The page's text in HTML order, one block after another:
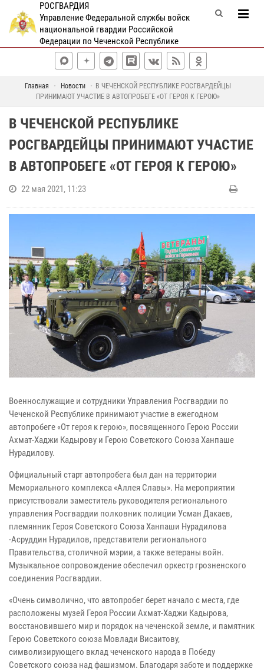
РОСГВАРДИЯ
Управление Федеральной службы войск
национальной гвардии Российской
Федерации по Чеченской Республике
Главная Новости
В ЧЕЧЕНСКОЙ РЕСПУБЛИКЕ РОСГВАРДЕЙЦЫ
ПРИНИМАЮТ УЧАСТИЕ В АВТОПРОБЕГЕ «ОТ ГЕРОЯ К ГЕРОЮ»
В ЧЕЧЕНСКОЙ РЕСПУБЛИКЕ
РОСГВАРДЕЙЦЫ ПРИНИМАЮТ УЧАСТИЕ
В АВТОПРОБЕГЕ «ОТ ГЕРОЯ К ГЕРОЮ»
22 мая 2021, 11:23
Военнослужащие и сотрудники Управления Росгвардии по
Чеченской Республике принимают участие в ежегодном
автопробеге «От героя к герою», посвященного Герою России
Ахмат-Хаджи Кадырову и Герою Советского Союза Ханпаше
Нурадилову.
Официальный старт автопробега был дан на территории
Мемориального комплекса «Аллея Славы». На мероприятии
присутствовали заместитель руководителя регионального
управления Росгвардии полковник полиции Усман Дакаев,
племянник Героя Советского Союза Ханпаши Нурадилова
-Асруддин Нурадилов, представители регионального
Правительства, столичной мэрии, а также ветераны войн.
Музыкальное сопровождение обеспечил оркестр грозненского
соединения Росгвардии.
«Очень символично, что автопробег берет начало с места, где
расположены музей Героя России Ахмат-Хаджи Кадырова,
восстановившего мир и порядок на чеченской земле, и памятник
Герою Советского союза Мовлади Висаитову,
символизирующего вклад чеченского народа в Победу
Советского союза над фашизмом. Благодаря заботе и поддержке